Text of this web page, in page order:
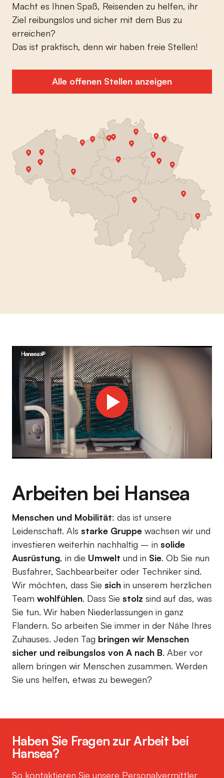
Macht es Ihnen Spaß, Reisenden zu helfen, ihr
Ziel reibungslos und sicher mit dem Bus zu
erreichen?
Das ist praktisch, denn wir haben freie Stellen!
Alle offenen Stellen anzeigen
Arbeiten bei Hansea
Menschen und Mobilität: das ist unsere
Leidenschaft. Als starke Gruppe wachsen wir und
investieren weiterhin nachhaltig – in solide
Ausrüstung, in die Umwelt und in Sie. Ob Sie nun
Busfahrer, Sachbearbeiter oder Techniker sind.
Wir möchten, dass Sie sich in unserem herzlichen
Team wohlfühlen. Dass Sie stolz sind auf das, was
Sie tun. Wir haben Niederlassungen in ganz
Flandern. So arbeiten Sie immer in der Nähe Ihres
Zuhauses. Jeden Tag bringen wir Menschen
sicher und reibungslos von A nach B. Aber vor
allem bringen wir Menschen zusammen. Werden
Sie uns helfen, etwas zu bewegen?
Haben Sie Fragen zur Arbeit bei
Hansea?
So kontaktieren Sie unsere Personalvermittler